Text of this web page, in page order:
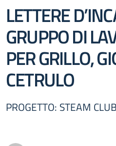
LETTERE
GRUPPO DI
PER GRILLO,
CETRULO
PROGETTO: STEAM